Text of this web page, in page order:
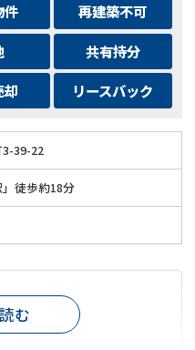
件
再建築不可
共有持分
却 リースバック
39-22
徒歩約18分
む